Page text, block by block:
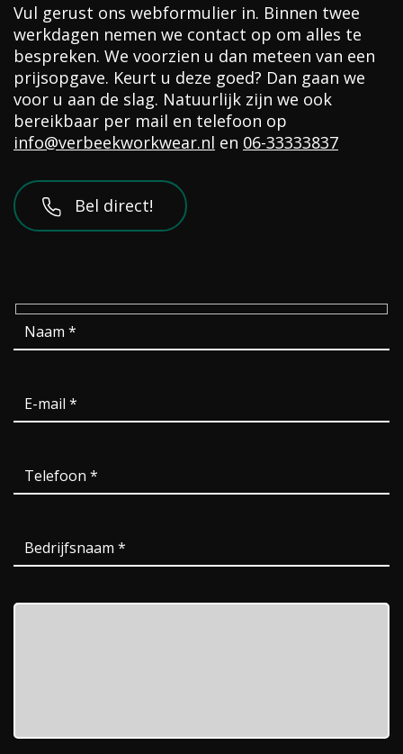
Vul gerust ons webformulier in. Binnen twee
werkdagen nemen we contact op om alles te
bespreken. We voorzien u dan meteen van een
prijsopgave. Keurt u deze goed? Dan gaan we
voor u aan de slag. Natuurlijk zijn we ook
bereikbaar per mail en telefoon op
info@verbeekworkwear.nl en 06-33333837
Bel direct!